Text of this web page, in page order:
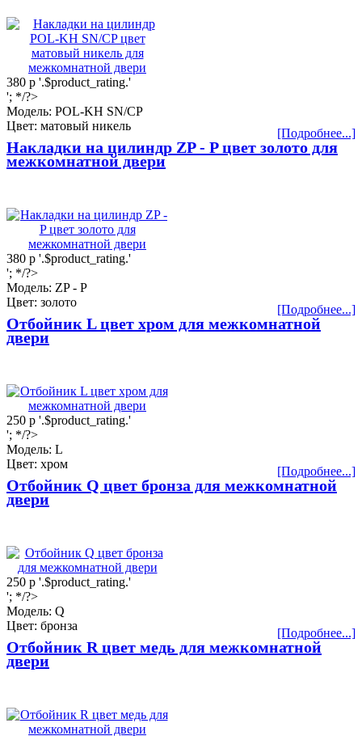
380 р '.$product_rating.'
'; */?>
Модель: POL-KH SN/CP
Цвет: матовый никель
[Подробнее...]
Накладки на цилиндр ZP - P цвет золото для
межкомнатной двери
380 р '.$product_rating.'
'; */?>
Модель: ZP - P
Цвет: золото
[Подробнее...]
Отбойник L цвет хром для межкомнатной
двери
250 р '.$product_rating.'
'; */?>
Модель: L
Цвет: хром
[Подробнее...]
Отбойник Q цвет бронза для межкомнатной
двери
250 р '.$product_rating.'
'; */?>
Модель: Q
Цвет: бронза
[Подробнее...]
Отбойник R цвет медь для межкомнатной
двери